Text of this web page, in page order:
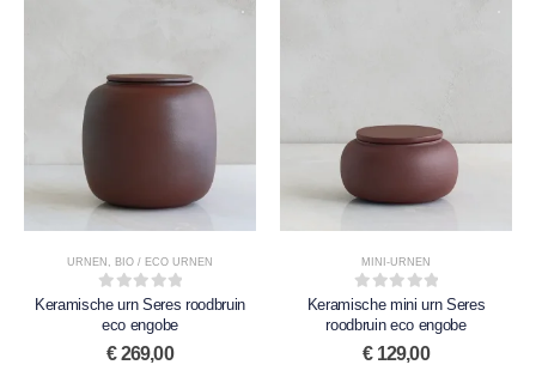
URNEN BIO / ECO URNEN
0out of 5
Keramische urn Seres roodbruin
eco engobe
€269,00
MINI-URNEN
0out of 5
Keramische mini urn Seres
roodbruin eco engobe
€129,00